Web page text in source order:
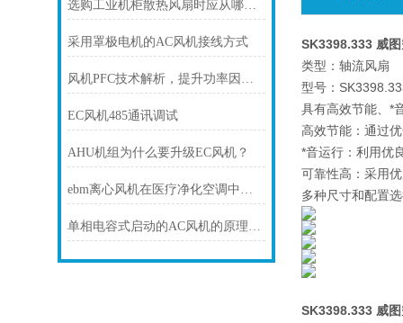
选购工业机柜散热风扇时应从哪几方面考虑？
采用罩极电机的AC风机接线方式
风机PFC技术解析，提升功率因数更节能
EC风机485通讯调试
AHU机组为什么要升级EC风机？
ebm离心风机在医疗净化空调中的静音与洁净优势
单相电容式启动的AC风机的原理和接线方式
SK3398.333 威
类型：轴流风扇
型号：
具有高效节能、*
高效节能：通过
*音运行：利用优
可靠性高：采用
多种尺寸和配置
SK3398.333 威